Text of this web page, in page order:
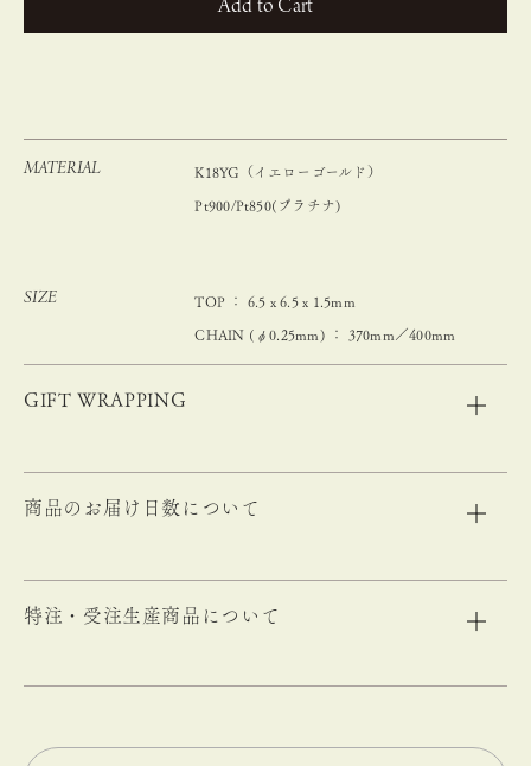
カートに入れる
MATERIAL K18YG（イエローゴールド）
Pt900/Pt850(プラチナ)
SIZE TOP ： 6.5 x 6.5 x 1.5mm
CHAIN (φ0.25mm) ： 370mm／400mm
GIFT WRAPPING
商品のお届け日数について
特注・受注生産商品について